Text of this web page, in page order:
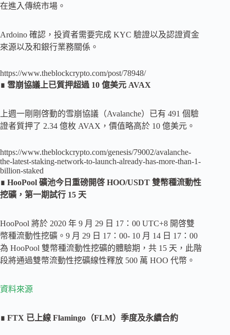
在進入傳統市場。
Ardoino 確認，投資者需要完成 KYC 驗證以及認證資金
來源以及和銀行業務關係。
https://www.theblockcrypto.com/post/78948/
∎ 雪崩協議上已質押超過 10 億美元 AVAX
上週一剛剛啓動的雪崩協議（Avalanche）已有 491 個驗
證者質押了 2.34 億枚 AVAX，價值略高於 10 億美元。
https://www.theblockcrypto.com/genesis/79002/avalanche-
the-latest-staking-network-to-launch-already-has-more-than-1-
billion-staked
∎ HooPool 礦池今日重磅開啓 HOO/USDT 雙幣種流動性
挖礦，第一期試行 15 天
HooPool 將於 2020 年 9 月 29 日 17：00 UTC+8 開啓雙
幣種流動性挖礦。9 月 29 日 17：00- 10 月 14 日 17：00
為 HooPool 雙幣種流動性挖礦的體驗期，共 15 天，此階
段將通過雙幣流動性挖礦線性釋放 500 萬 HOO 代幣。
資料來源
∎ FTX 已上線 Flamingo（FLM）季度及永續合約